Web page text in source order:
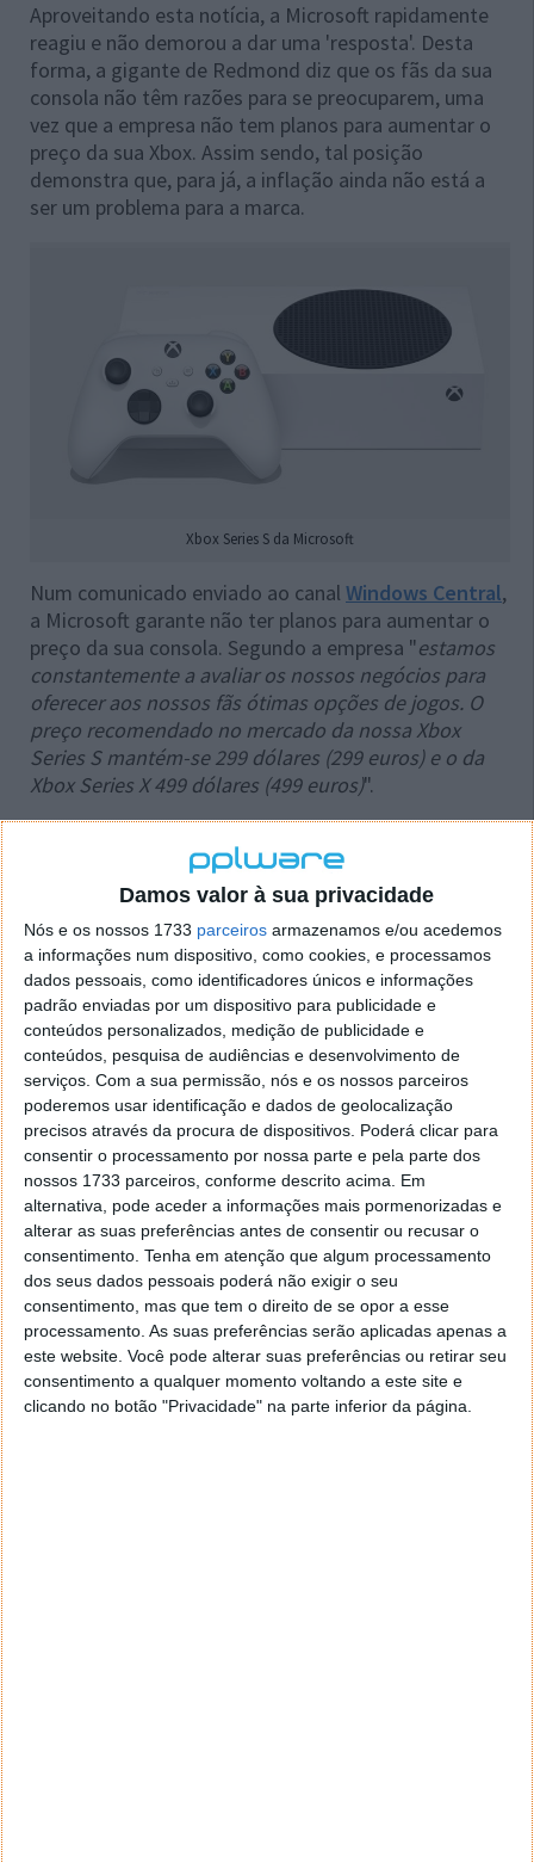
Damos valor à sua privacidade
Nós e os nossos 1733 parceiros armazenamos e/ou acedemos
a informações num dispositivo, como cookies, e processamos
dados pessoais, como identificadores únicos e informações
padrão enviadas por um dispositivo para publicidade e
conteúdos personalizados, medição de publicidade e
conteúdos, pesquisa de audiências e desenvolvimento de
serviços. Com a sua permissão, nós e os nossos parceiros
poderemos usar identificação e dados de geolocalização
precisos através da procura de dispositivos. Poderá clicar para
consentir o processamento por nossa parte e pela parte dos
nossos 1733 parceiros, conforme descrito acima. Em
alternativa, pode aceder a informações mais pormenorizadas e
alterar as suas preferências antes de consentir ou recusar o
consentimento. Tenha em atenção que algum processamento
dos seus dados pessoais poderá não exigir o seu
consentimento, mas que tem o direito de se opor a esse
processamento. As suas preferências serão aplicadas apenas a
este website. Você pode alterar suas preferências ou retirar seu
consentimento a qualquer momento voltando a este site e
clicando no botão "Privacidade" na parte inferior da página.
Aproveitando esta notícia, a Microsoft rapidamente
reagiu e não demorou a dar uma 'resposta'. Desta
forma, a gigante de Redmond diz que os fãs da sua
consola não têm razões para se preocuparem, uma
vez que a empresa não tem planos para aumentar o
preço da sua Xbox. Assim sendo, tal posição
demonstra que, para já, a inflação ainda não está a
ser um problema para a marca.
Xbox Series S da Microsoft
Num comunicado enviado ao canal Windows Central,
a Microsoft garante não ter planos para aumentar o
preço da sua consola. Segundo a empresa "estamos
constantemente a avaliar os nossos negócios para
oferecer aos nossos fãs ótimas opções de jogos. O
preço recomendado no mercado da nossa Xbox
Series S mantém-se 299 dólares (299 euros) e o da
Xbox Series X 499 dólares (499 euros)".
consolas da mais recente geração da Microsoft e da
Sony, já sabe o que o espera na hora de pagar.
Este artigo tem mais de um ano
Fonte: Windows Central
Neste artigo: consola,Microsoft,PlayStation 5,preço,Sony,
xbox,Xbox Series S,Xbox Series X
Acompanhe o Pplware no Google Notícias
Proponha uma correção, faça uma sugestão
Autor:Marisa Pinto